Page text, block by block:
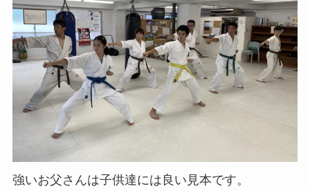
強いお父さんは子供達には良い見本です。